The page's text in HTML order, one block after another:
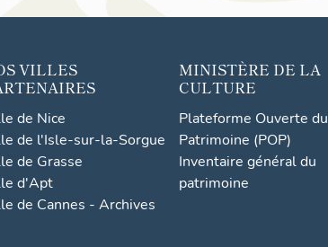
VILLES
de Nice
de l'Isle-sur-la-Sorgue
de Grasse
d'Apt
de Cannes - Archives
MINISTÈRE DE LA
CULTURE
Plateforme Ouverte du
Patrimoine (POP)
Inventaire général du
patrimoine